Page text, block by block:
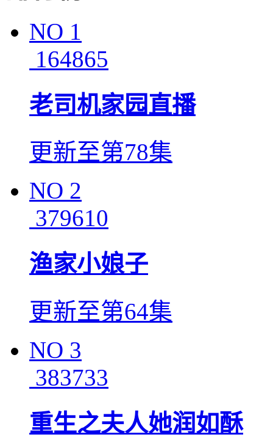
NO 1
164865
老司机家园直播
更新至第78集
NO 2
379610
渔家小娘子
更新至第64集
NO 3
383733
重生之夫人她润如酥